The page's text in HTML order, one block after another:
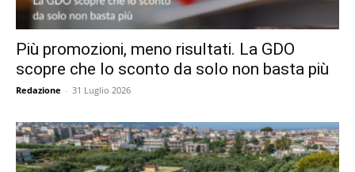
Più promozioni, meno risultati. La GDO
scopre che lo sconto da solo non basta più
Redazione - 31 Luglio 2026